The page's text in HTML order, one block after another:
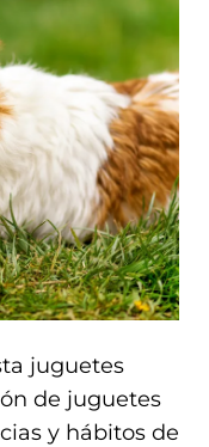
juguetes
de juguetes
y hábitos de